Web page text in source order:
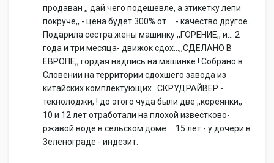
продаван ,, дай чего подешевле, а этикетку лепи
покруче,, - цена будет 300% от ... - качество другое..
Подарила сестра жены машинку ,,ГОРЕНИЕ,, и... 2
года и три месяца- движок сдох...,,СДЕЛАНО В
ЕВРОПЕ,, гордая надпись на машинке ! Собрано в
Словении на территории сдохшего завода из
китайских комплектующих.. СКРУДРАЙВЕР -
текнолоджи, ! до этого чуда были две ,,кореянки,, -
10 и 12 лет отработали на плохой известково-
ржавой воде в сельском доме ... 15 лет - у дочери в
Зеленограде - индезит.